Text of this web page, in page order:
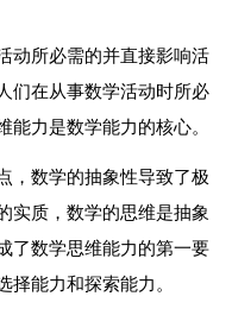
动所必需的并直接影响活
们在从事数学活动时所必
力是数学能力的核心。
，数学的抽象性导致了极
实质，数学的思维是抽象
了数学思维能力的第一要
能力和探索能力。